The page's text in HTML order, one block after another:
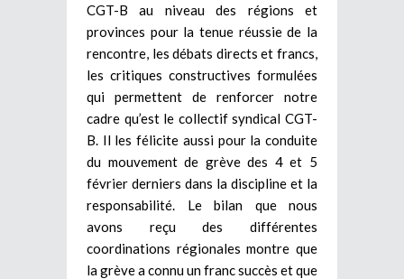
CGT-B au niveau des régions et
provinces pour la tenue réussie de la
rencontre, les débats directs et francs,
les critiques constructives formulées
qui permettent de renforcer notre
cadre qu’est le collectif syndical CGT-
B. Il les félicite aussi pour la conduite
du mouvement de grève des 4 et 5
février derniers dans la discipline et la
responsabilité. Le bilan que nous
avons reçu des différentes
coordinations régionales montre que
la grève a connu un franc succès et que